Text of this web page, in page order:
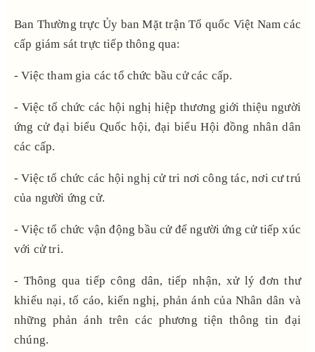
Ban Thường trực Ủy ban Mặt trận Tổ quốc Việt Nam các
cấp giám sát trực tiếp thông qua:
- Việc tham gia các tổ chức bầu cử các cấp.
- Việc tổ chức các hội nghị hiệp thương giới thiệu người
ứng cử đại biểu Quốc hội, đại biểu Hội đồng nhân dân
các cấp.
- Việc tổ chức các hội nghị cử tri nơi công tác, nơi cư trú
của người ứng cử.
- Việc tổ chức vận động bầu cử để người ứng cử tiếp xúc
với cử tri.
- Thông qua tiếp công dân, tiếp nhận, xử lý đơn thư
khiếu nại, tố cáo, kiến nghị, phản ánh của Nhân dân và
những phản ánh trên các phương tiện thông tin đại
chúng.